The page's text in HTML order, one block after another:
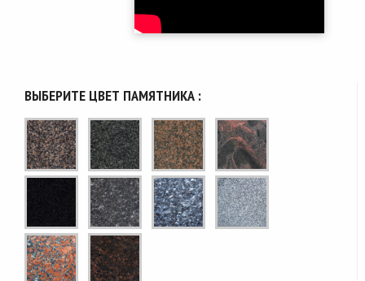
ВЫБЕРИТЕ ЦВЕТ ПАМЯТНИКА :